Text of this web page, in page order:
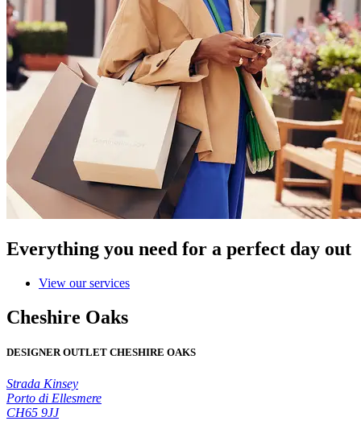
Everything you need for a perfect day out
View our services
Cheshire Oaks
DESIGNER OUTLET CHESHIRE OAKS
Strada Kinsey
Porto di Ellesmere
CH65 9JJ